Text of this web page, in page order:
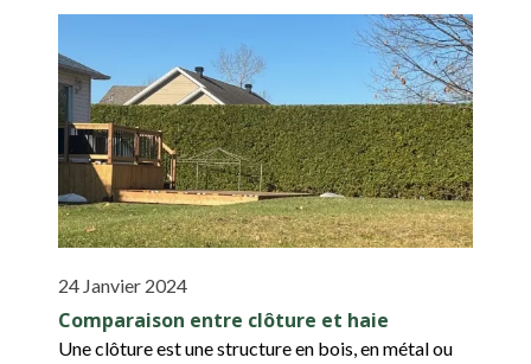
24 Janvier 2024
Comparaison entre clôture et haie
Une clôture est une structure en bois, en métal ou